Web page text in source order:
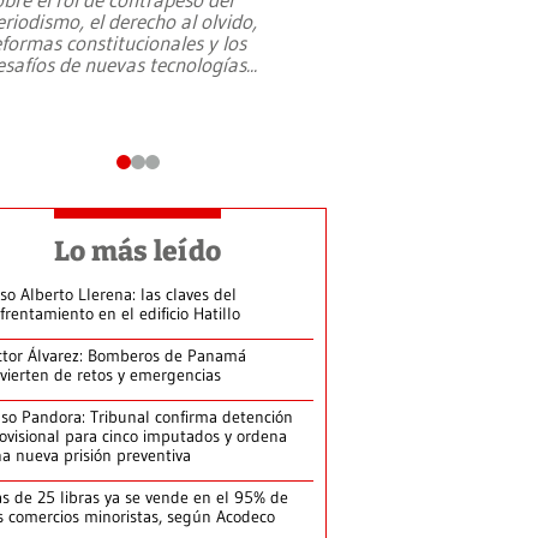
el derecho al olvido,
constitucionales y los
de nuevas tecnologías...
Lo más leído
Alberto Llerena: las claves del
en el edificio Hatillo
Álvarez: Bomberos de Panamá
de retos y emergencias
Pandora: Tribunal confirma detención
para cinco imputados y ordena
nueva prisión preventiva
de 25 libras ya se vende en el 95% de
comercios minoristas, según Acodeco